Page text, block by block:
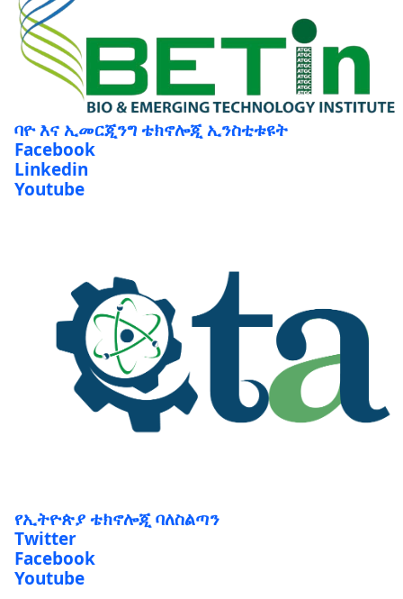
ባዮ እና ኢመርጂንግ ቴክኖሎጂ ኢንስቲቱዩት
Facebook
Linkedin
Youtube
Twitter
Facebook
Youtube